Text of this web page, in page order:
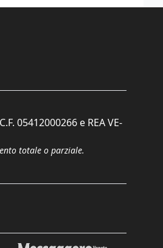
05412000266 e REA VE-
totale o parziale.